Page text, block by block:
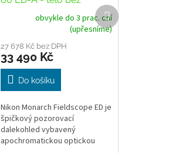
obvykle do 3 prac. dní
(upřesníme)
27 678 Kč bez DPH
33 490 Kč
Do košíku
Nikon Monarch Fieldscope ED je
špičkový pozorovací
dalekohled vybavený
apochromatickou optickou
Další
produkt